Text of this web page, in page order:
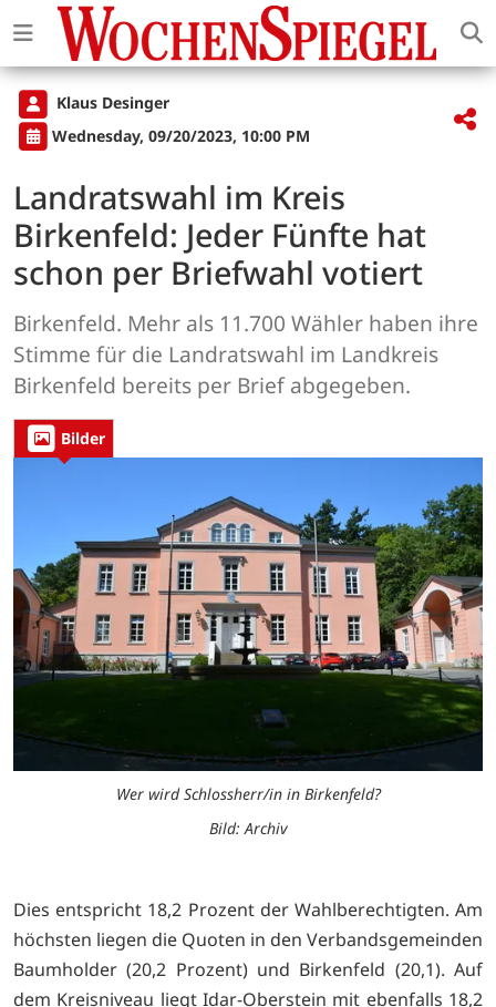
Klaus Desinger
Wednesday, 09/20/2023, 10:00 PM
Landratswahl im Kreis
Birkenfeld: Jeder Fünfte hat
schon per Briefwahl votiert
Birkenfeld. Mehr als 11.700 Wähler haben ihre
Stimme für die Landratswahl im Landkreis
Birkenfeld bereits per Brief abgegeben.
Bilder
Wer wird Schlossherr/in in Birkenfeld?
Bild: Archiv
Dies entspricht 18,2 Prozent der Wahlberechtigten. Am
höchsten liegen die Quoten in den Verbandsgemeinden
Baumholder (20,2 Prozent) und Birkenfeld (20,1). Auf
dem Kreisniveau liegt Idar-Oberstein mit ebenfalls 18,2